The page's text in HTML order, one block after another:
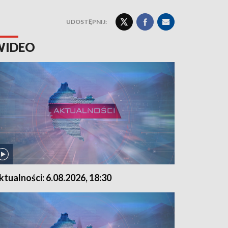
UDOSTĘPNIJ:
6.08.2026, 18:30